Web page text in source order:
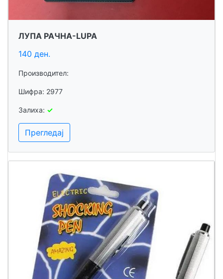
ЛУПА РАЧНА-LUPA
140 ден.
Производител:
Шифра: 2977
Залиха: ✓
Прегледај